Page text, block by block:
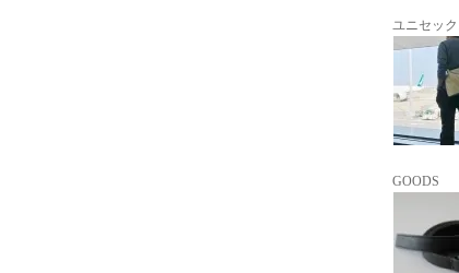
ユニセッ
GOODS